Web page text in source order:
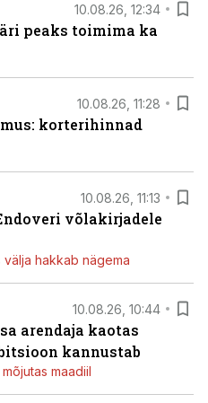
10.08.26, 12:34
peaks toimima ka
10.08.26, 11:28
korterihinnad
10.08.26, 11:13
võlakirjadele
hakkab nägema
10.08.26, 10:44
arendaja kaotas
kannustab
maadiil